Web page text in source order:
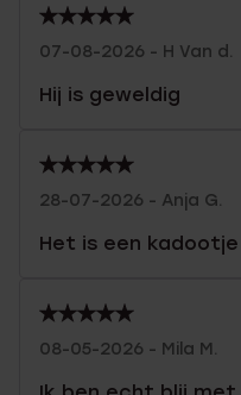
07-08-2026 - H Van d.
Hij is geweldig
28-07-2026 - Anja G.
Het is een
08-05-2026 - Mila M.